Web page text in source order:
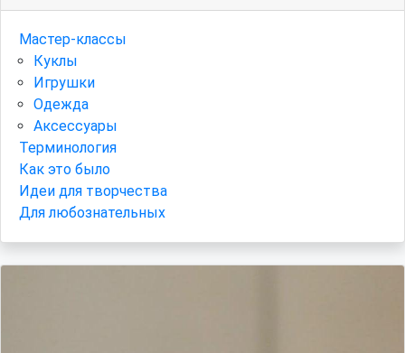
Мастер-классы
Куклы
Игрушки
Одежда
Аксессуары
Терминология
Как это было
Идеи для творчества
Для любознательных